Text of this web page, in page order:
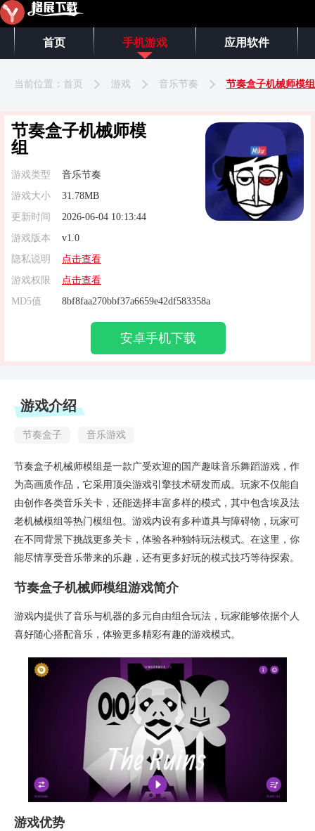
首页 手机游戏 应用软件
当前位置： 首页 游戏 音乐节奏 节奏盒子机械师模组
节奏盒子机械师模
组
游戏类型
音乐节奏
游戏大小
31.78MB
更新时间
2026-06-04 10:13:44
游戏版本
v1.0
隐私说明
点击查看
游戏权限
点击查看
MD5值
8bf8faa270bbf37a6659e42df583358a
安卓手机下载
游戏介绍
节奏盒子 音乐游戏
节奏盒子机械师模组是一款广受欢迎的国产趣味音乐舞蹈游戏，作
为高画质作品，它采用顶尖游戏引擎技术研发而成。玩家不仅能自
由创作各类音乐关卡，还能选择丰富多样的模式，其中包含埃及法
老机械模组等热门模组包。游戏内设有多种道具与障碍物，玩家可
在不同背景下挑战更多关卡，体验各种独特玩法模式。在这里，你
能尽情享受音乐带来的乐趣，还有更多好玩的模式技巧等待探索。
节奏盒子机械师模组游戏简介
游戏内提供了音乐与机器的多元自由组合玩法，玩家能够依据个人
喜好随心搭配音乐，体验更多精彩有趣的游戏模式。
游戏优势